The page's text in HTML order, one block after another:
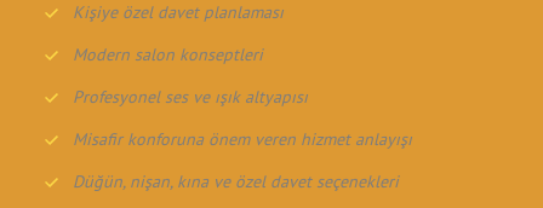
Kişiye özel davet planlaması
Modern salon konseptleri
Profesyonel ses ve ışık altyapısı
Misafir konforuna önem veren hizmet anlayışı
Düğün, nişan, kına ve özel davet seçenekleri